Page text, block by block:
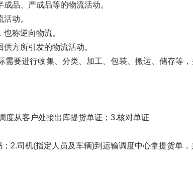
品、产成品等的物流活动。
动。
称逆向物流。
方所引发的物流活动。
要进行收集、分类、加工、包装、搬运、储存等
度从客户处接出库提货单证；3.核对单证
2.司机(指定人员及车辆)到运输调度中心拿提货单